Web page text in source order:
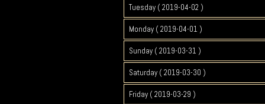
Tuesday ( 2019-04-02 )
Monday ( 2019-04-01 )
Sunday ( 2019-03-31 )
Saturday ( 2019-03-30 )
Friday ( 2019-03-29 )